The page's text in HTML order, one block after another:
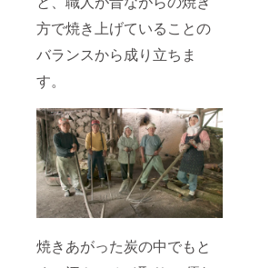
方で焼き上げていることの
バランスから成り立ちま
す。
焼きあがった炭の中でもと